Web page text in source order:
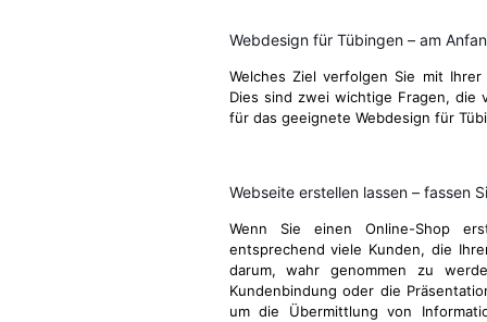
Webdesign für Tübingen – am
Welches Ziel verfolgen Sie mit
Dies sind zwei wichtige Fragen, die
für das geeignete Webdesign für
Webseite erstellen lassen – fassen
Wenn Sie einen Online-Shop
entsprechend viele Kunden, die
darum, wahr genommen zu
Kundenbindung oder die
um die Übermittlung von